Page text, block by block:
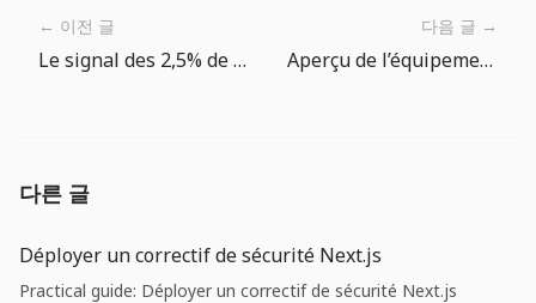
← 이전 글
Le signal des 2,5% de croissance: protéger le cash-flow avant le scénario de ventes
다음 글 →
Aperçu de l’équipement actuel dans The Big One : choisir la bonne zone
다른 글
Déployer un correctif de sécurité Next.js
Practical guide: Déployer un correctif de sécurité Next.js